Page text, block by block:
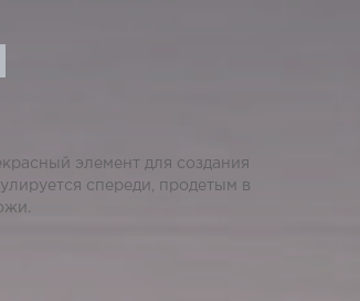
элемент для создания
спереди, продетым в